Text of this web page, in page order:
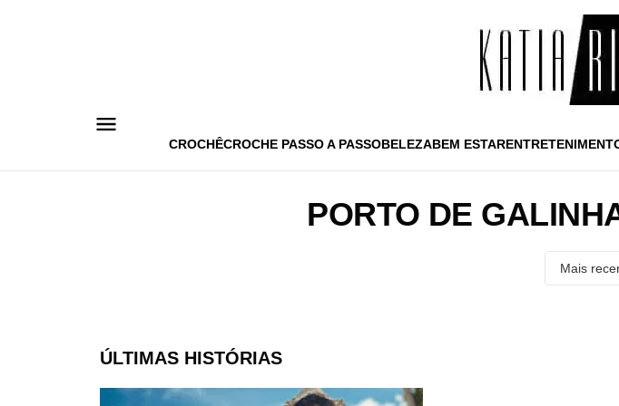
CROCHÊCROCHE PASSO A PASSOBELEZABEM ESTAR
PORTO DE
ÚLTIMAS HISTÓRIAS